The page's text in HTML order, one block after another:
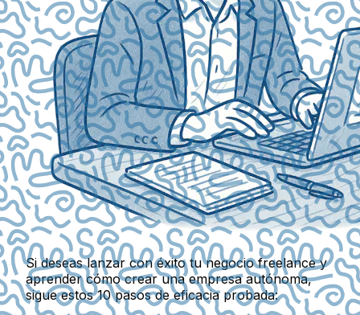
Si deseas lanzar con éxito tu negocio freelance y
aprender cómo crear una empresa autónoma,
sigue estos 10 pasos de eficacia probada: